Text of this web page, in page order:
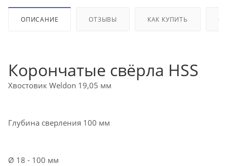
ОПИСАНИЕ ОТЗЫВЫ КАК КУПИТЬ
Корончатые свёрла HSS
Хвостовик Weldon 19,05 мм
Глубина сверления 100 мм
Ø 18 - 100 мм